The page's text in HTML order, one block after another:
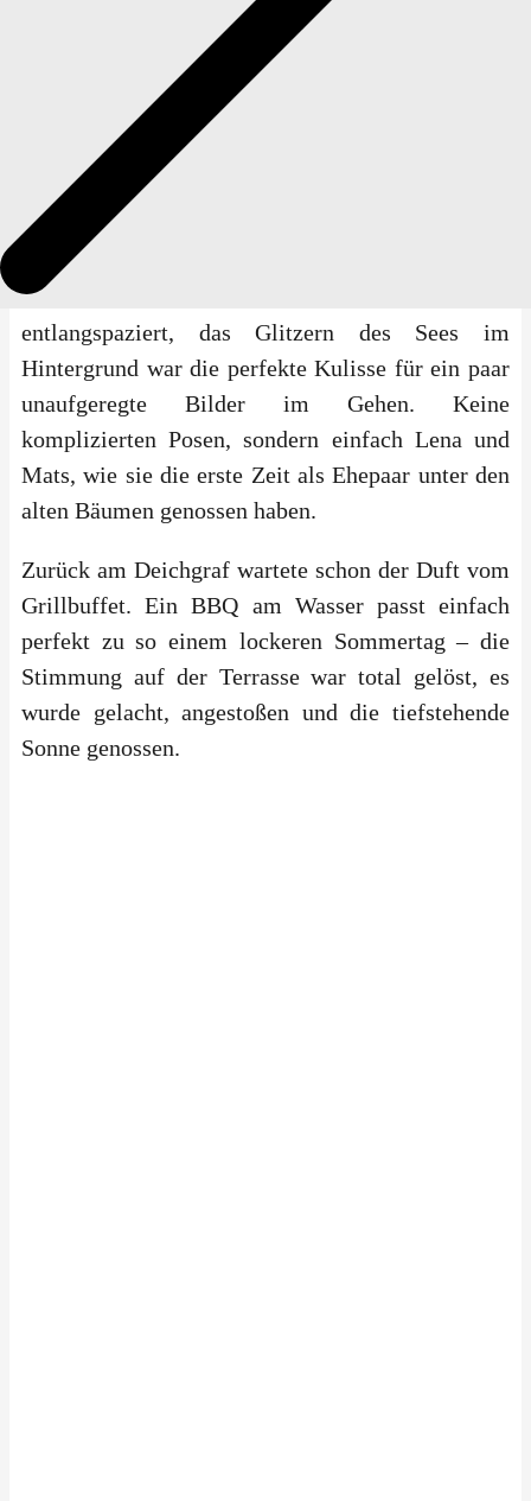
Details, die wir als Fotografen lieben, weil sie den
Tag so nahbar und echt machen.
Während die Gäste die Sonne auf der Terrasse
genossen, haben wir uns mit den beiden für eine
kleine Runde in den Park verabschiedet. Der
Volksgarten ist für ein Shooting ideal, weil man
dort einfach Meter machen kann, ohne dass es
sich nach „Arbeit“ anfühlt. Wir sind am Ufer
entlangspaziert, das Glitzern des Sees im
Hintergrund war die perfekte Kulisse für ein paar
unaufgeregte Bilder im Gehen. Keine
komplizierten Posen, sondern einfach Lena und
Mats, wie sie die erste Zeit als Ehepaar unter den
alten Bäumen genossen haben.
Zurück am Deichgraf wartete schon der Duft vom
Grillbuffet. Ein BBQ am Wasser passt einfach
perfekt zu so einem lockeren Sommertag – die
Stimmung auf der Terrasse war total gelöst, es
wurde gelacht, angestoßen und die tiefstehende
Sonne genossen.